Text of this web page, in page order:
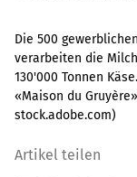
Die 500
verarbeiten die
130'000 Tonnen
«Maison du
stock.adobe.com)
Artikel teilen